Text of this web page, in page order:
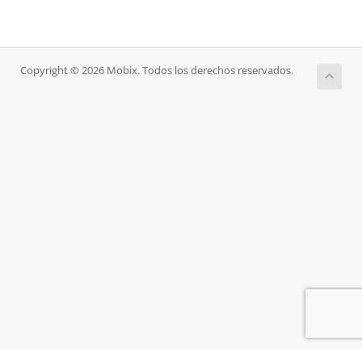
Copyright © 2026 Mobix. Todos los derechos reservados.